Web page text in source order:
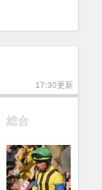
17:30更新
総合